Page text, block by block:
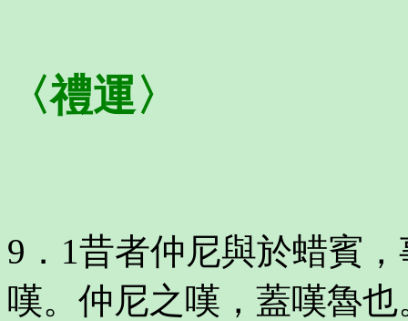
〈禮運〉
9．1昔者仲尼與於蜡賓
嘆。仲尼之嘆，蓋嘆魯